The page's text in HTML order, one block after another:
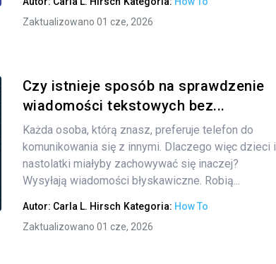
Zaktualizowano 01 cze, 2026
Udostępnij
Czy istnieje sposób na sprawdzenie
wiadomości tekstowych bez...
Każda osoba, którą znasz, preferuje telefon do
komunikowania się z innymi. Dlaczego więc dzieci i
nastolatki miałyby zachowywać się inaczej?
Wysyłają wiadomości błyskawiczne. Robią...
Autor: Carla L. Hirsch Kategoria: How To
Zaktualizowano 01 cze, 2026